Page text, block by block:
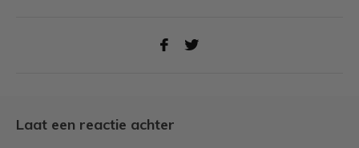
Laat een reactie achter